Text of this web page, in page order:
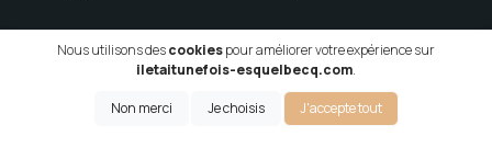
Nous utilisons descookiespour améliorer votre expérience sur
iletaitunefois-esquelbecq.com.
Non merci Je choisis J'accepte tout